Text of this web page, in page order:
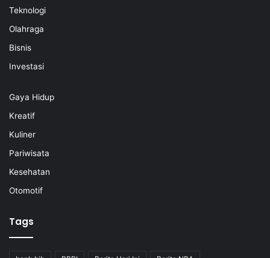
Teknologi
Olahraga
Bisnis
Investasi
Gaya Hidup
Kreatif
Kuliner
Pariwisata
Kesehatan
Otomotif
Tags